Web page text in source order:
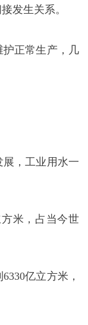
发生关系。
正常生产，几
，工业用水一
米，占当今世
亿立方米，